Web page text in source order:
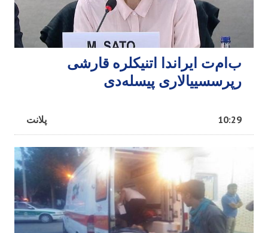
ب‌ام‌ت ایراندا اتنیکلره قارشی
رپرسسییالاری پیسله‌دی
پلانت 10:29